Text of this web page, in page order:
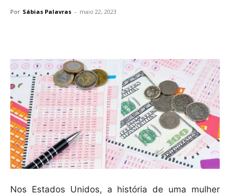
Por Sábias Palavras - maio 22, 2023
Nos Estados Unidos, a história de uma mulher